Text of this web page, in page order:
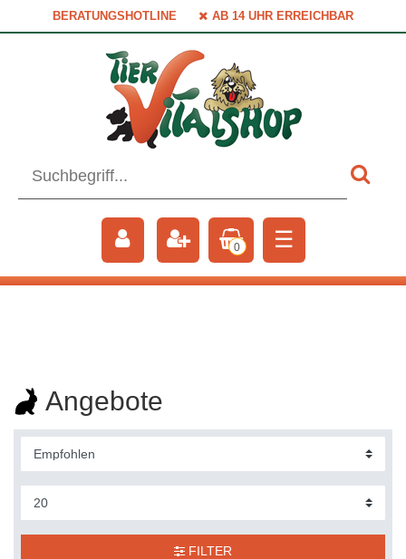
BERATUNGSHOTLINE AB 14 UHR ERREICHBAR
0 ☰
Angebote
FILTER